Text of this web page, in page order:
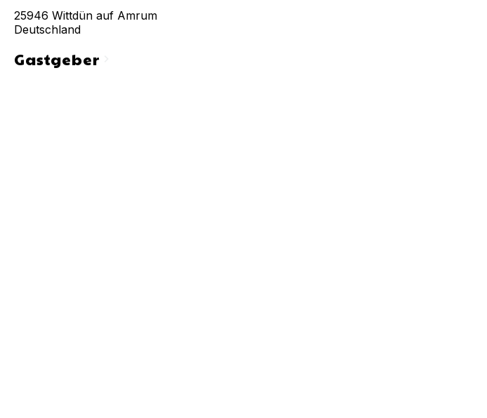
25946 Wittdün auf Amrum
Deutschland
Gastgeberchevron_right